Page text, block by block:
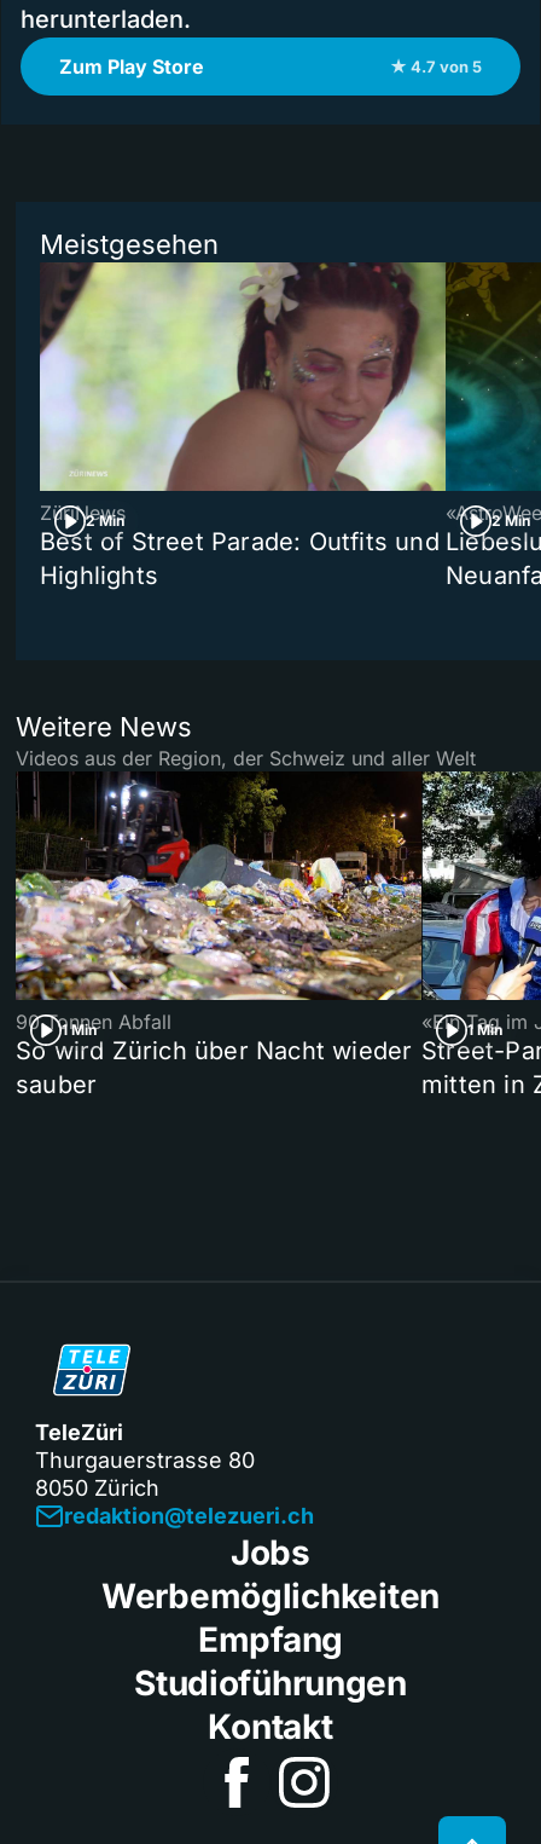
herunterladen.
Zum Play Store ★ 4.7 von 5
Meistgesehen
2 Min
ZüriNews
Best of Street Parade: Outfits und
Highlights
2 Min
Weitere News
Videos aus der Region, der Schweiz und aller Welt
1 Min
90 Tonnen Abfall
So wird Zürich über Nacht wieder
sauber
1 Min
«Ein Tag im
Street-
mitten in
TeleZüri
Thurgauerstrasse 80
8050 Zürich
redaktion@telezueri.ch
Jobs
Werbemöglichkeiten
Empfang
Studioführungen
Kontakt